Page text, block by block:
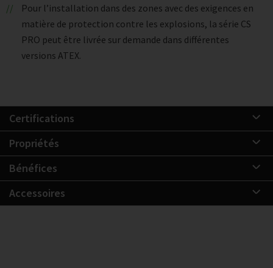
Pour l’installation dans des zones avec des exigences en
matière de protection contre les explosions, la série CS
PRO peut être livrée sur demande dans différentes
versions ATEX.
Certifications
Propriétés
Bénéfices
Accessoires